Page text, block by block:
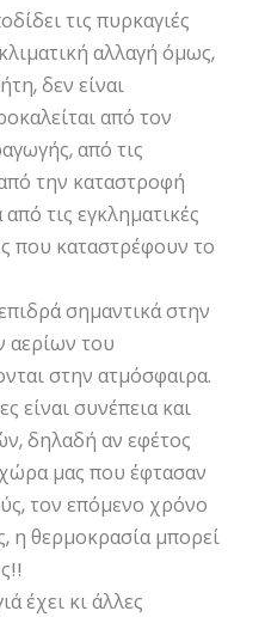
τις πυρκαγιές
αλλαγή όμως,
δεν είναι
από τον
από τις
την καταστροφή
τις εγκληματικές
που καταστρέφουν το
σημαντικά στην
αερίων του
στην ατμόσφαιρα.
είναι συνέπεια και
δηλαδή αν εφέτος
μας που έφτασαν
τον επόμενο χρόνο
η θερμοκρασία μπορεί
έχει κι άλλες